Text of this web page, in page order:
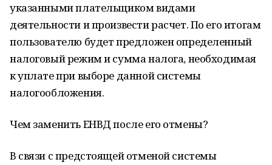
указанными плательщиком видами
деятельности и произвести расчет. По его итогам
пользователю будет предложен определенный
налоговый режим и сумма налога, необходимая
к уплате при выборе данной системы
налогообложения.
Чем заменить ЕНВД после его отмены?
В связи с предстоящей отменой системы